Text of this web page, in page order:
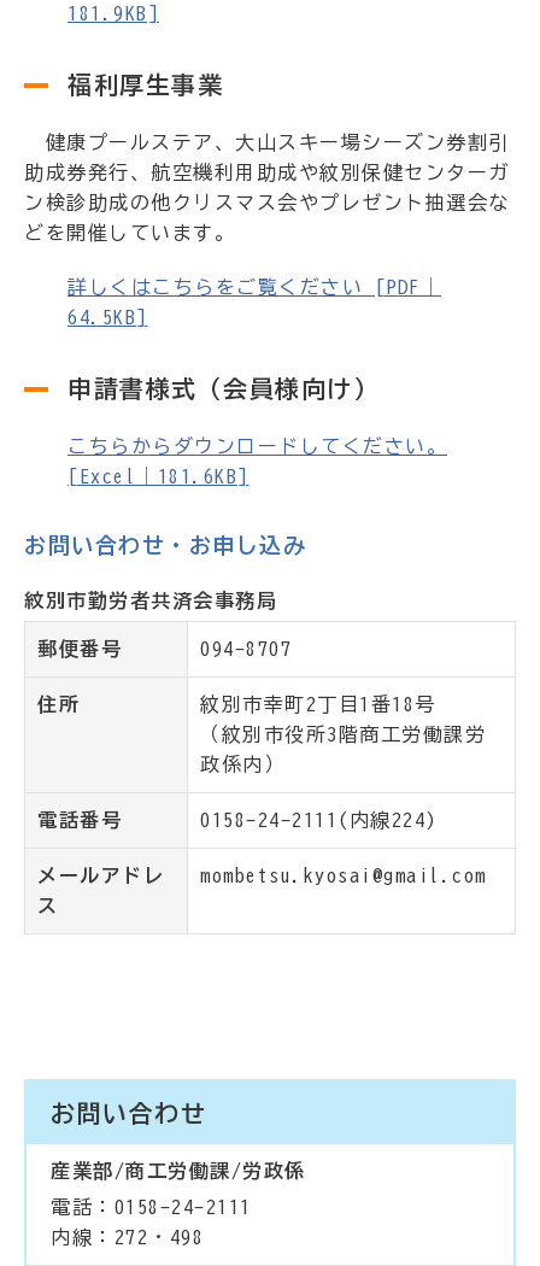
181.9KB]
福利厚生事業
健康プールステア、大山スキー場シーズン券割引
助成券発行、航空機利用助成や紋別保健センターガ
ン検診助成の他クリスマス会やプレゼント抽選会な
どを開催しています。
詳しくはこちらをご覧ください [PDF｜
64.5KB]
申請書様式（会員様向け）
こちらからダウンロードしてください。
[Excel｜181.6KB]
お問い合わせ・お申し込み
紋別市勤労者共済会事務局
郵便番号 094-8707
住所
紋別市幸町2丁目1番18号
（紋別市役所3階商工労働課労
政係内）
電話番号 0158-24-2111(内線224)
メールアドレ
ス
mombetsu.kyosai@gmail.com
お問い合わせ
産業部/商工労働課/労政係
電話：0158-24-2111
内線：272・498